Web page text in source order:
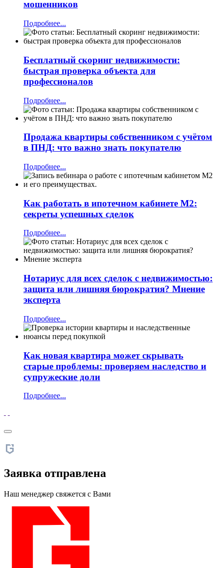
мошенников
Подробнее...
Бесплатный скоринг недвижимости:
быстрая проверка объекта для
профессионалов
Подробнее...
Продажа квартиры собственником с учётом
в ПНД: что важно знать покупателю
Подробнее...
Как работать в ипотечном кабинете М2:
секреты успешных сделок
Подробнее...
Нотариус для всех сделок с недвижимостью:
защита или лишняя бюрократия? Мнение
эксперта
Подробнее...
Как новая квартира может скрывать
старые проблемы: проверяем наследство и
супружеские доли
Подробнее...
Заявка отправлена
Наш менеджер свяжется с Вами